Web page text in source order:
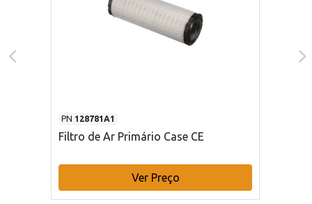
PN 128781A1
Filtro de Ar Primário Case CE
Ver Preço